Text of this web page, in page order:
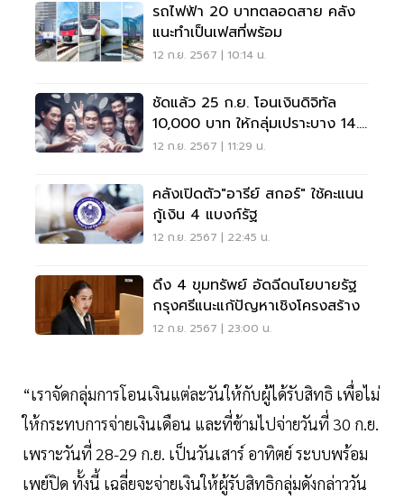
รถไฟฟ้า 20 บาทตลอดสาย คลัง
แนะทำเป็นเฟสที่พร้อม
12 ก.ย. 2567 | 10:14 น.
ชัดแล้ว 25 ก.ย. โอนเงินดิจิทัล
10,000 บาท ให้กลุ่มเปราะบาง 14.2
ล้านราย
12 ก.ย. 2567 | 11:29 น.
คลังเปิดตัว"อารีย์ สกอร์" ใช้คะแนน
กู้เงิน 4 แบงก์รัฐ
12 ก.ย. 2567 | 22:45 น.
ดึง 4 ขุมทรัพย์ อัดฉีดนโยบายรัฐ
กรุงศรีแนะแก้ปัญหาเชิงโครงสร้าง
12 ก.ย. 2567 | 23:00 น.
“เราจัดกลุ่มการโอนเงินแต่ละวันให้กับผู้ได้รับสิทธิ เพื่อไม่
ให้กระทบการจ่ายเงินเดือน และที่ข้ามไปจ่ายวันที่ 30 ก.ย.
เพราะวันที่ 28-29 ก.ย. เป็นวันเสาร์ อาทิตย์ ระบบพร้อม
เพย์ปิด ทั้งนี้ เฉลี่ยจะจ่ายเงินให้ผู้รับสิทธิกลุ่มดังกล่าววัน